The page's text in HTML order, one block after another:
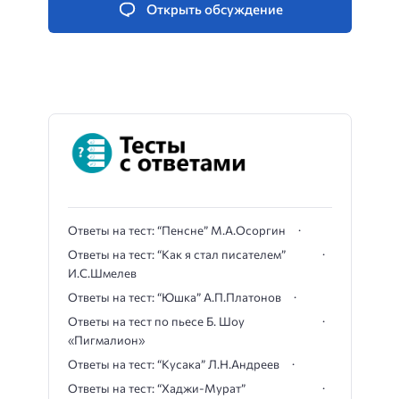
Открыть обсуждение
Ответы на тест: “Пенсне” М.А.Осоргин
Ответы на тест: “Как я стал писателем”
И.С.Шмелев
Ответы на тест: “Юшка” А.П.Платонов
Ответы на тест по пьесе Б. Шоу
«Пигмалион»
Ответы на тест: “Кусака” Л.Н.Андреев
Ответы на тест: “Хаджи-Мурат”